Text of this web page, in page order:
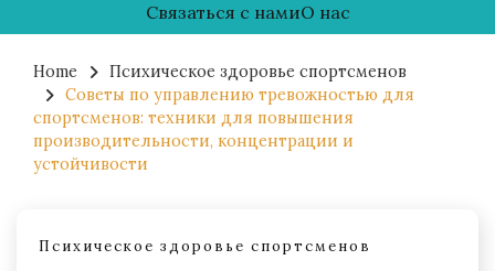
Связаться с намиО нас
content
Home
Психическое здоровье спортсменов
Советы по управлению тревожностью для
спортсменов: техники для повышения
производительности, концентрации и
устойчивости
Психическое здоровье спортсменов